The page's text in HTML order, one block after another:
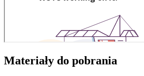
Materiały do pobrania